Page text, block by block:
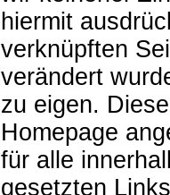
hiermit
verknüpften
verändert
zu eigen.
Homepage
für alle
gesetzten